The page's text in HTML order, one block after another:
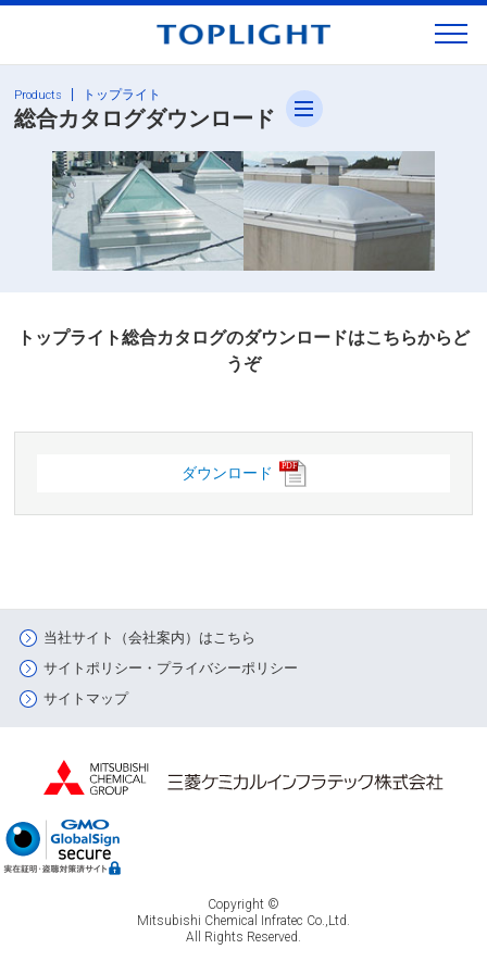
Products トップライト
総合カタログダウンロード
トップライト総合カタログのダウンロードはこちらからど
うぞ
ダウンロード
当社サイト（会社案内）はこちら
サイトポリシー・プライバシーポリシー
サイトマップ
Copyright ©
Mitsubishi Chemical Infratec Co.,Ltd.
All Rights Reserved.